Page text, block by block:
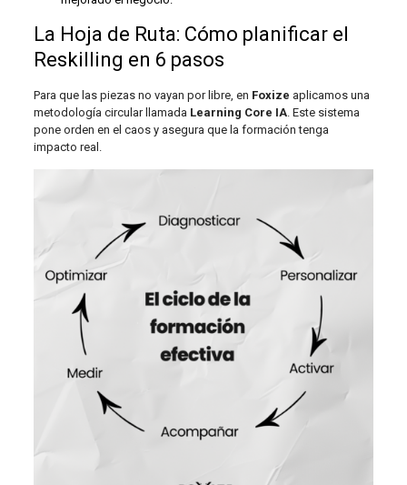
La Hoja de Ruta: Cómo planificar el
Reskilling en 6 pasos
Para que las piezas no vayan por libre, en Foxize aplicamos una
metodología circular llamada Learning Core IA. Este sistema
pone orden en el caos y asegura que la formación tenga
impacto real.